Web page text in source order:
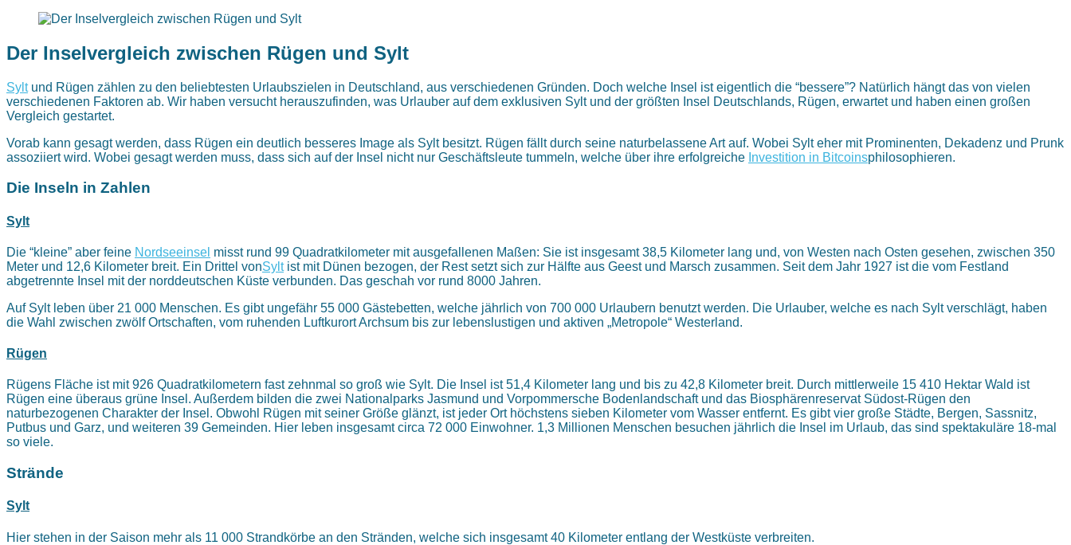
Der Inselvergleich zwischen Rügen und Sylt
Syltund Rügen zählen zu den beliebtesten Urlaubszielen in Deutschland, aus verschiedenen Gründen. Doch welche Insel ist eigentlich die “bessere”? Natürlich hängt das von vielen
verschiedenen Faktoren ab. Wir haben versucht herauszufinden, was Urlauber auf dem exklusiven Sylt und der größten Insel Deutschlands, Rügen, erwartet und haben einen großen
Vergleich gestartet.
Vorab kann gesagt werden, dass Rügen ein deutlich besseres Image als Sylt besitzt. Rügen fällt durch seine naturbelassene Art auf. Wobei Sylt eher mit Prominenten, Dekadenz und Prunk
assoziiert wird. Wobei gesagt werden muss, dass sich auf der Insel nicht nur Geschäftsleute tummeln, welche über ihre erfolgreiche Investition in Bitcoinsphilosophieren.
Die Inseln in Zahlen
Sylt
Die “kleine” aber feine Nordseeinsel misst rund 99 Quadratkilometer mit ausgefallenen Maßen: Sie ist insgesamt 38,5 Kilometer lang und, von Westen nach Osten gesehen, zwischen 350
Meter und 12,6 Kilometer breit. Ein Drittel vonSyltist mit Dünen bezogen, der Rest setzt sich zur Hälfte aus Geest und Marsch zusammen. Seit dem Jahr 1927 ist die vom Festland
abgetrennte Insel mit der norddeutschen Küste verbunden. Das geschah vor rund 8000 Jahren.
Auf Sylt leben über 21 000 Menschen. Es gibt ungefähr 55 000 Gästebetten, welche jährlich von 700 000 Urlaubern benutzt werden. Die Urlauber, welche es nach Sylt verschlägt, haben
die Wahl zwischen zwölf Ortschaften, vom ruhenden Luftkurort Archsum bis zur lebenslustigen und aktiven „Metropole“ Westerland.
Rügen
Rügens Fläche ist mit 926 Quadratkilometern fast zehnmal so groß wie Sylt. Die Insel ist 51,4 Kilometer lang und bis zu 42,8 Kilometer breit. Durch mittlerweile 15 410 Hektar Wald ist
Rügen eine überaus grüne Insel. Außerdem bilden die zwei Nationalparks Jasmund und Vorpommersche Bodenlandschaft und das Biosphärenreservat Südost-Rügen den
naturbezogenen Charakter der Insel. Obwohl Rügen mit seiner Größe glänzt, ist jeder Ort höchstens sieben Kilometer vom Wasser entfernt. Es gibt vier große Städte, Bergen, Sassnitz,
Putbus und Garz, und weiteren 39 Gemeinden. Hier leben insgesamt circa 72 000 Einwohner. 1,3 Millionen Menschen besuchen jährlich die Insel im Urlaub, das sind spektakuläre 18-mal
so viele.
Strände
Sylt
Hier stehen in der Saison mehr als 11 000 Strandkörbe an den Stränden, welche sich insgesamt 40 Kilometer entlang der Westküste verbreiten.